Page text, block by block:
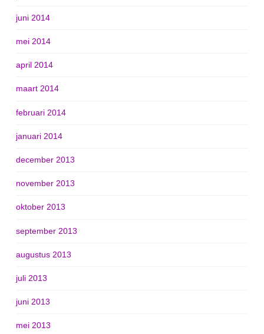
juni 2014
mei 2014
april 2014
maart 2014
februari 2014
januari 2014
december 2013
november 2013
oktober 2013
september 2013
augustus 2013
juli 2013
juni 2013
mei 2013